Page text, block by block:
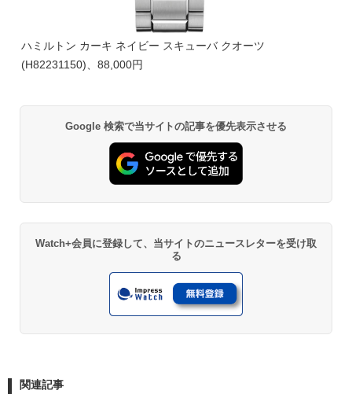
ハミルトン カーキ ネイビー スキューバ クオーツ
(H82231150)、88,000円
Google 検索で当サイトの記事を優先表示させる
Watch+会員に登録して、当サイトのニュースレターを受け取
る
関連記事